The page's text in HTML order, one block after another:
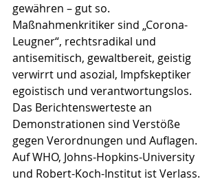
gewähren – gut so.
Maßnahmenkritiker sind „Corona-
Leugner“, rechtsradikal und
antisemitisch, gewaltbereit, geistig
verwirrt und asozial, Impfskeptiker
egoistisch und verantwortungslos.
Das Berichtenswerteste an
Demonstrationen sind Verstöße
gegen Verordnungen und Auflagen.
Auf WHO, Johns-Hopkins-University
und Robert-Koch-Institut ist Verlass.